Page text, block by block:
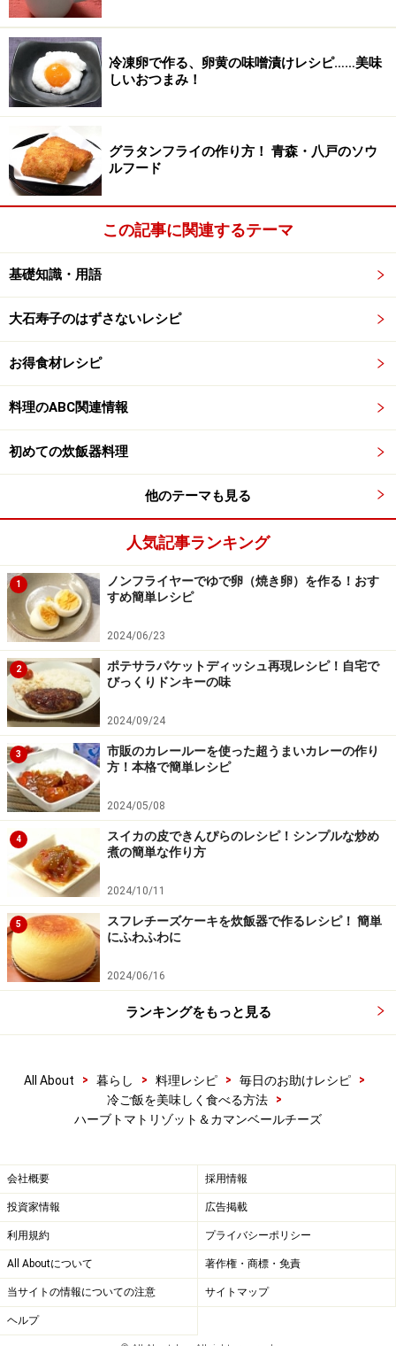
冷凍卵で作る、卵黄の味噌漬けレシピ……美味
しいおつまみ！
グラタンフライの作り方！ 青森・八戸のソウ
ルフード
この記事に関連するテーマ
基礎知識・用語
大石寿子のはずさないレシピ
お得食材レシピ
料理のABC関連情報
初めての炊飯器料理
他のテーマも見る
人気記事ランキング
1
ノンフライヤーでゆで卵（焼き卵）を作る！おす
すめ簡単レシピ
2024/06/23
2
ポテサラパケットディッシュ再現レシピ！自宅で
びっくりドンキーの味
2024/09/24
3
市販のカレールーを使った超うまいカレーの作り
方！本格で簡単レシピ
2024/05/08
4
スイカの皮できんぴらのレシピ！シンプルな炒め
煮の簡単な作り方
2024/10/11
5
スフレチーズケーキを炊飯器で作るレシピ！ 簡単
にふわふわに
2024/06/16
ランキングをもっと見る
All About > 暮らし > 料理レシピ > 毎日のお助けレシピ
>
冷ご飯を美味しく食べる方法
>
ハーブトマトリゾット＆カマンベールチーズ
会社概要 採用情報
投資家情報 広告掲載
利用規約 プライバシーポリシー
All Aboutについて 著作権・商標・免責
当サイトの情報についての注意 サイトマップ
ヘルプ